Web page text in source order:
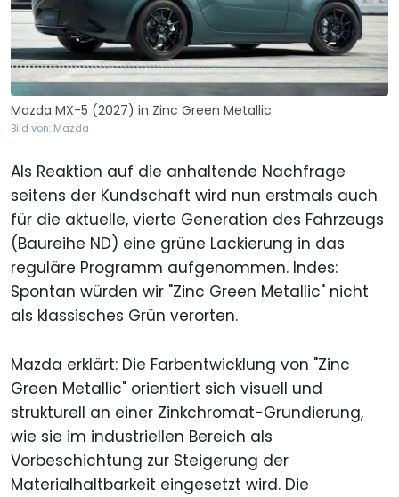
Mazda MX-5 (2027) in Zinc Green Metallic
Bild von: Mazda
Als Reaktion auf die anhaltende Nachfrage
seitens der Kundschaft wird nun erstmals auch
für die aktuelle, vierte Generation des Fahrzeugs
(Baureihe ND) eine grüne Lackierung in das
reguläre Programm aufgenommen. Indes:
Spontan würden wir "Zinc Green Metallic" nicht
als klassisches Grün verorten.
Mazda erklärt: Die Farbentwicklung von "Zinc
Green Metallic" orientiert sich visuell und
strukturell an einer Zinkchromat-Grundierung,
wie sie im industriellen Bereich als
Vorbeschichtung zur Steigerung der
Materialhaltbarkeit eingesetzt wird. Die